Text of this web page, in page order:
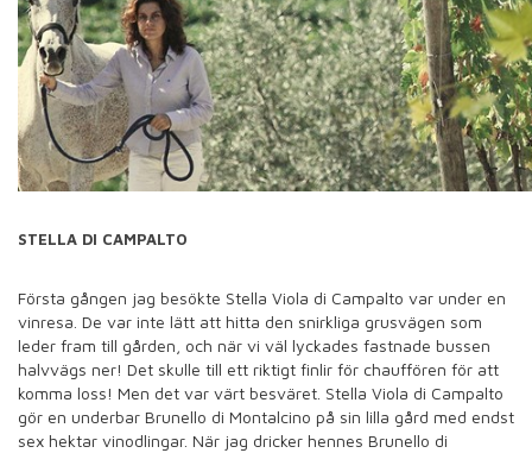
STELLA DI CAMPALTO
Första gången jag besökte Stella Viola di Campalto var under en
vinresa. De var inte lätt att hitta den snirkliga grusvägen som
leder fram till gården, och när vi väl lyckades fastnade bussen
halvvägs ner! Det skulle till ett riktigt finlir för chauffören för att
komma loss! Men det var värt besväret. Stella Viola di Campalto
gör en underbar Brunello di Montalcino på sin lilla gård med endst
sex hektar vinodlingar. När jag dricker hennes Brunello di